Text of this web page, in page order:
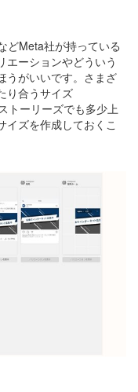
どMeta社が持っている
エーションやどういう
うがいいです。さまざ
り合うサイズ
トーリーズでも多少上
イズを作成しておくこ